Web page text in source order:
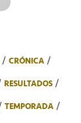
CRÓNICA
RESULTADOS
TEMPORADA